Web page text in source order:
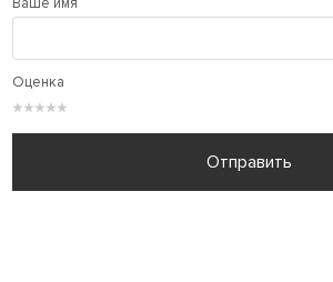
Оценка
★
★
★
★
★
Отправить